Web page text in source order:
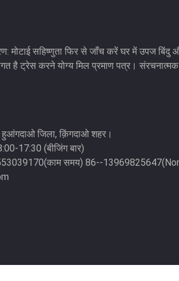
मोटाई सहिष्णुता फिर से जाँच करें घर में उपज बिंदु
है ट्रेस करने योग्य मिल प्रमाण पत्र। संरचनात्मक
हुआंगदाओ जिला, क़िंगदाओ शहर।
17:30 (बीजिंग बार)
समय) 86--